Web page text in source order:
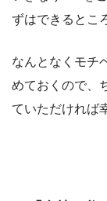
ずはできるとこ
なんとなくモチ
めておくので、
ていただければ